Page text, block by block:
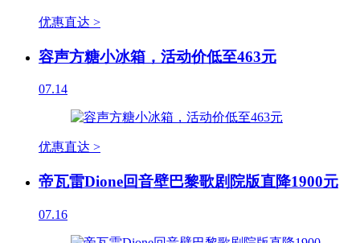
优惠直达 >
容声方糖小冰箱，活动价低至463元
07.14
优惠直达 >
帝瓦雷Dione回音壁巴黎歌剧院版直降1900元
07.16